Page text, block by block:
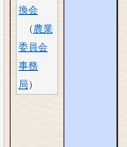
換会
農業
委員会
事務
局